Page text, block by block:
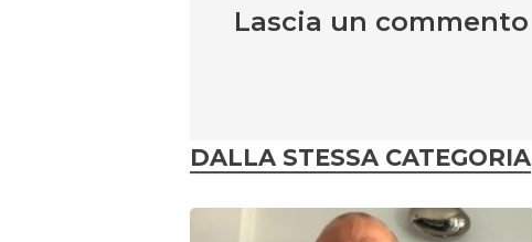
Lascia un commento
DALLA STESSA CATEGORIA